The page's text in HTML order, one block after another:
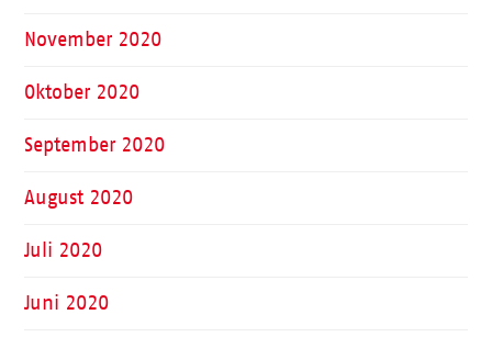
November 2020
Oktober 2020
September 2020
August 2020
Juli 2020
Juni 2020